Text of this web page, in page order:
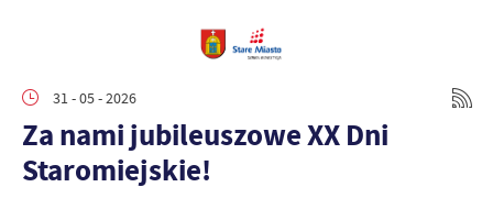
31 - 05 - 2026
Za nami jubileuszowe XX Dni
Staromiejskie!